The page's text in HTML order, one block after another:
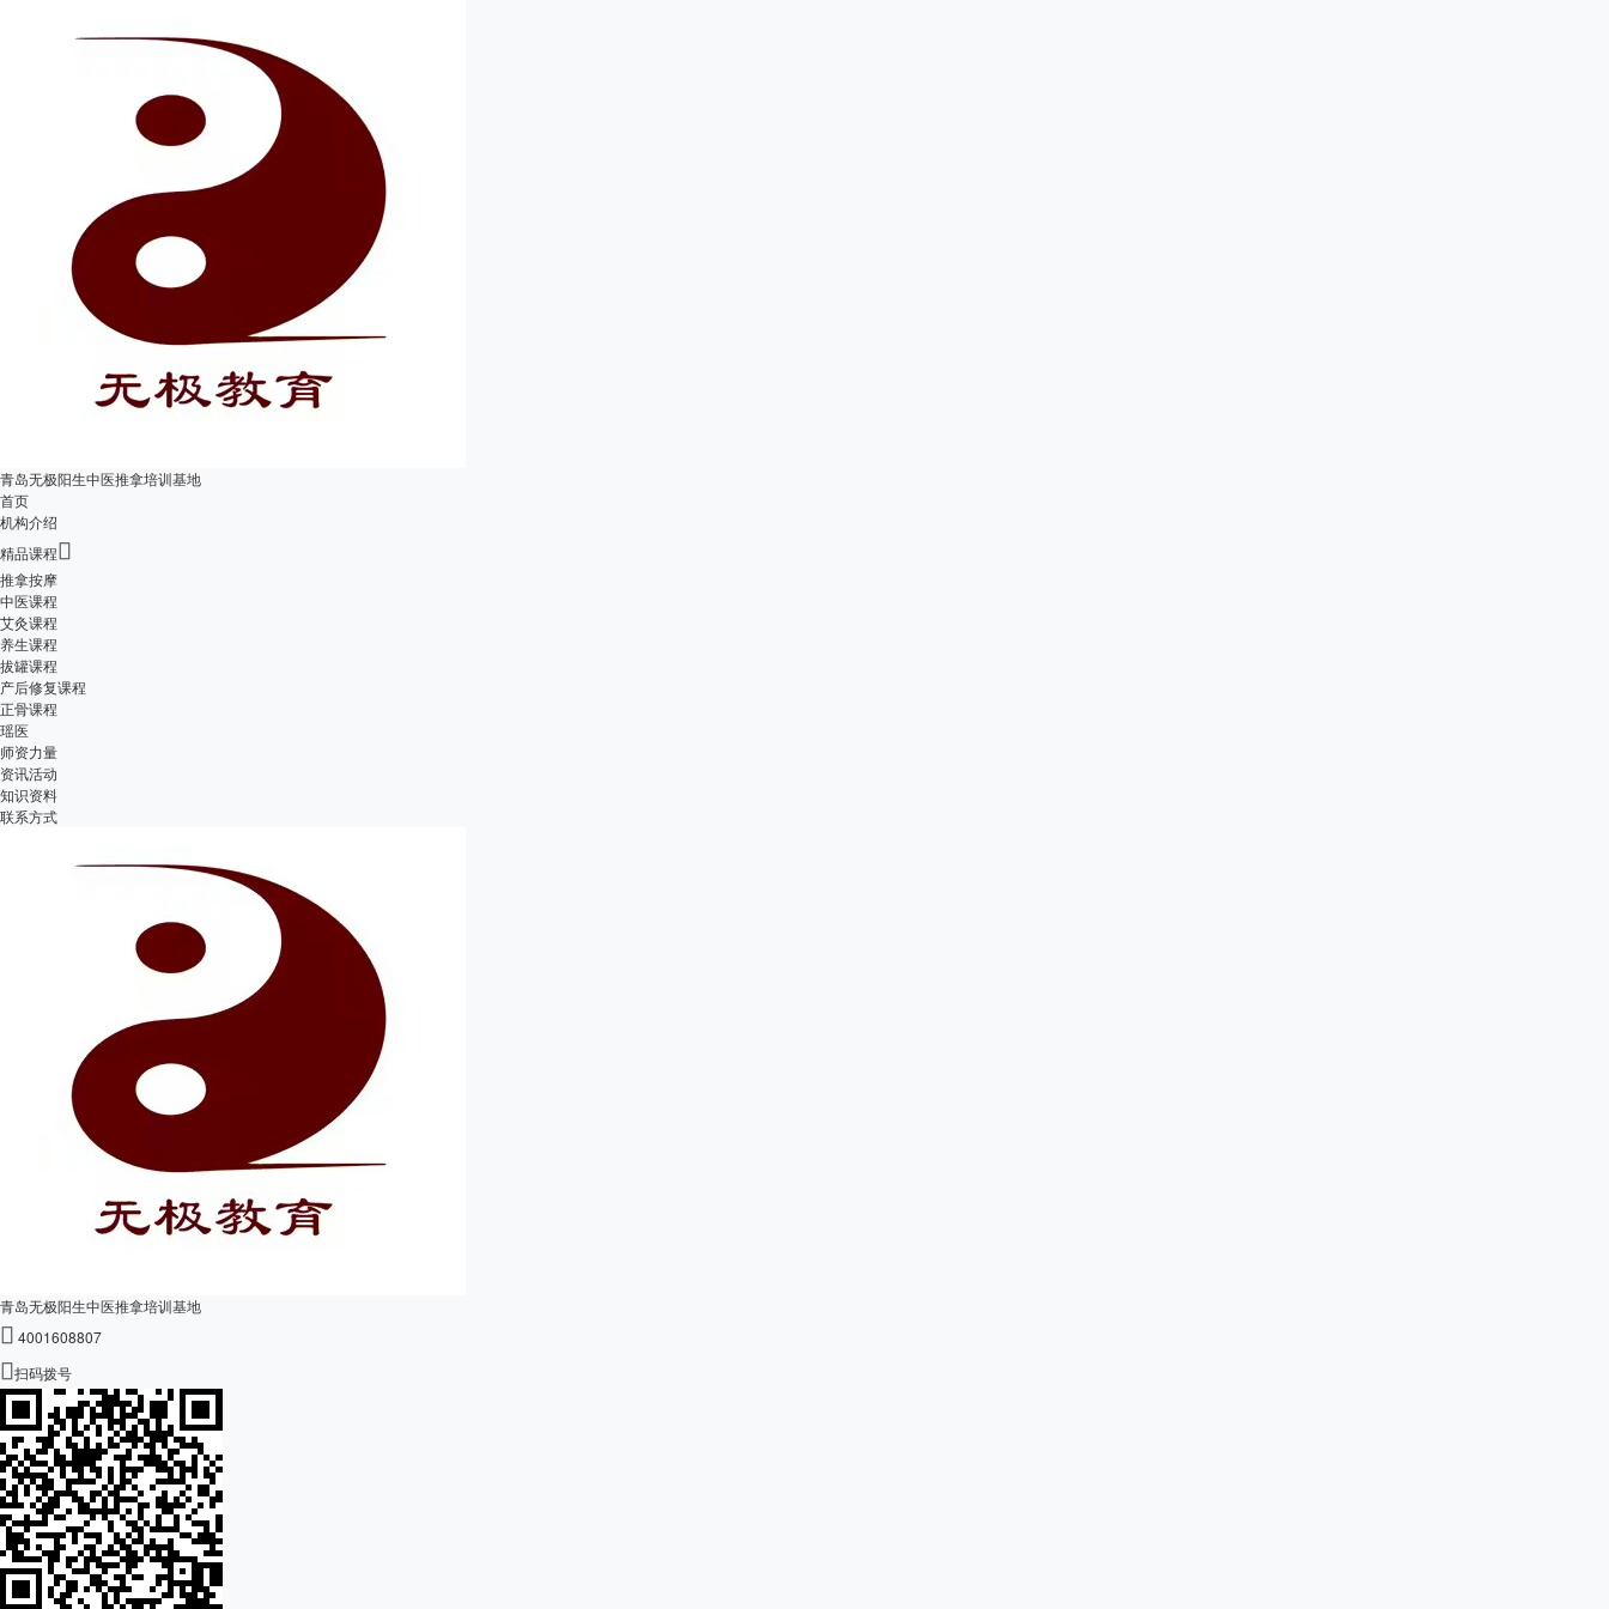
青岛无极阳生中医推拿培训基地
首页
机构介绍
精品课程
推拿按摩
中医课程
艾灸课程
养生课程
拔罐课程
产后修复课程
正骨课程
瑶医
师资力量
资讯活动
知识资料
联系方式
青岛无极阳生中医推拿培训基地
 4001608807
扫码拨号